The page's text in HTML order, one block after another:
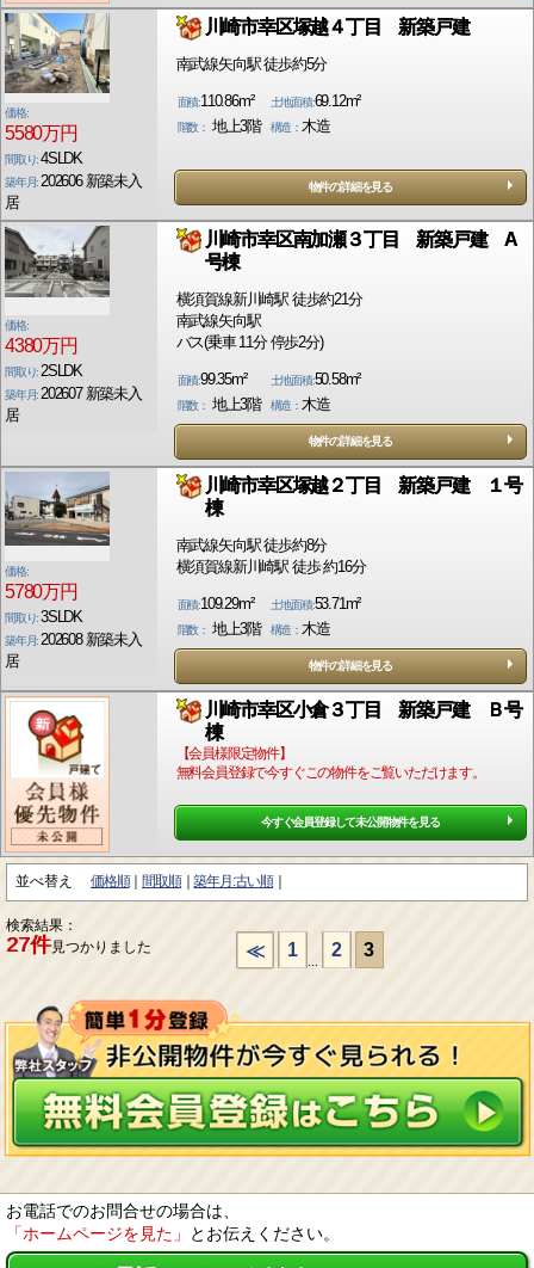
価格:
5580万円
間取り:4SLDK
築年月:202606 新築未入
居
川崎市幸区塚越４丁目 新築戸建
南武線矢向駅 徒歩約5分
面積:110.86m² 土地面積:69.12m²
階数： 地上3階 構造：木造
物件の詳細を見る
価格:
4380万円
間取り:2SLDK
築年月:202607 新築未入
居
川崎市幸区南加瀬３丁目 新築戸建 A
号棟
横須賀線新川崎駅 徒歩約21分
南武線矢向駅
バス(乗車 11分 停歩2分)
面積:99.35m² 土地面積:50.58m²
階数： 地上3階 構造：木造
物件の詳細を見る
価格:
5780万円
間取り:3SLDK
築年月:202608 新築未入
居
川崎市幸区塚越２丁目 新築戸建 １号
棟
南武線矢向駅 徒歩約8分
横須賀線新川崎駅 徒歩 約16分
面積:109.29m² 土地面積:53.71m²
階数： 地上3階 構造：木造
物件の詳細を見る
川崎市幸区小倉３丁目 新築戸建 Ｂ号
棟
【会員様限定物件】
無料会員登録で今すぐこの物件をご覧いただけます。
今すぐ会員登録して未公開物件を見る
並べ替え 価格順 間取順 築年月:古い順
検索結果：
27件見つかりました ≪ 1
...
2 3
お電話でのお問合せの場合は、
「ホームページを見た」
とお伝えください。